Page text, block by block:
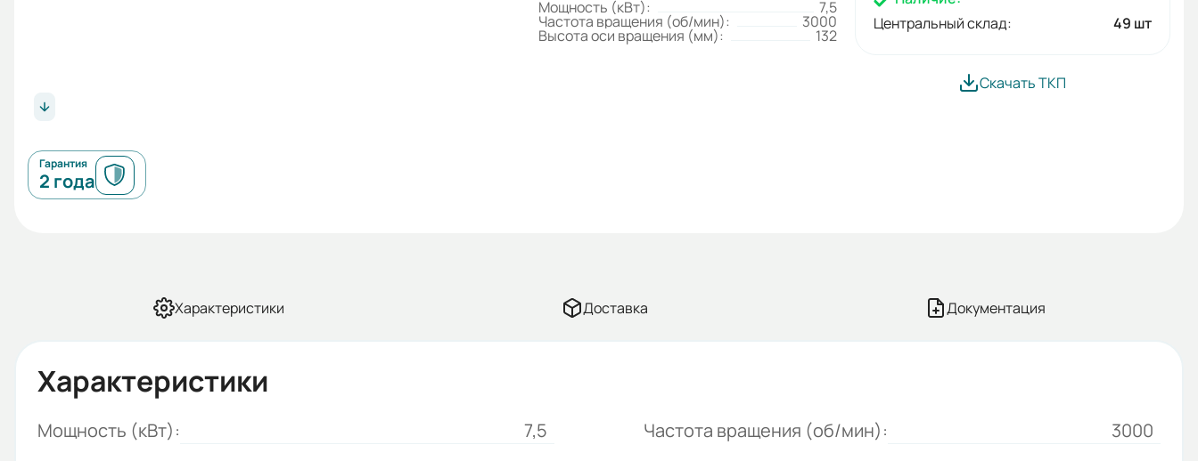
Гарантия
2 года
Мощность (кВт): 7,5
Частота вращения (об/мин): 3000
Высота оси вращения (мм): 132
Центральный склад:
49 шт
Скачать ТКП
Характеристики Доставка Документация
Характеристики
Мощность (кВт): 7,5 Частота вращения (об/мин):
3000